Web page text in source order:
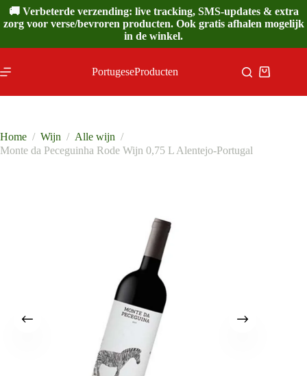
Ga
naar
de
🚚 Verbeterde verzending: live tracking, SMS-updates & extra
zorg voor verse/bevroren producten. Ook gratis afhalen mogelijk
in de winkel.
PortugeseProducten
Home / Wijn / Alle wijn /
Monte da Peceguinha Rode Wijn 0,75 L Alentejo-Portugal